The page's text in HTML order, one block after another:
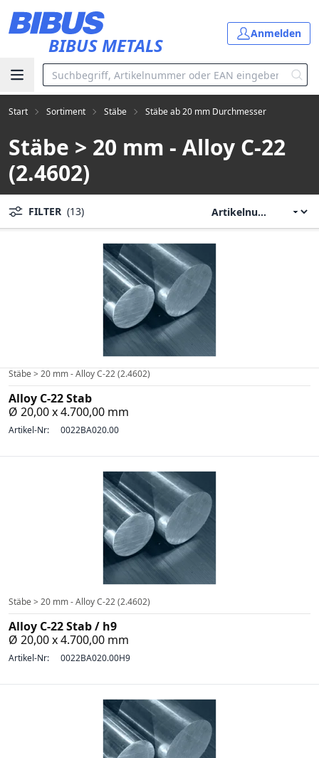
BIBUS METALS
Anmelden
Start Sortiment Stäbe Stäbe ab 20 mm Durchmesser
Stäbe > 20 mm - Alloy C-22
(2.4602)
FILTER (13)
Stäbe > 20 mm - Alloy C-22 (2.4602)
Alloy C-22 Stab
Ø 20,00 x 4.700,00 mm
Artikel-Nr: 0022BA020.00
Stäbe > 20 mm - Alloy C-22 (2.4602)
Alloy C-22 Stab / h9
Ø 20,00 x 4.700,00 mm
Artikel-Nr: 0022BA020.00H9